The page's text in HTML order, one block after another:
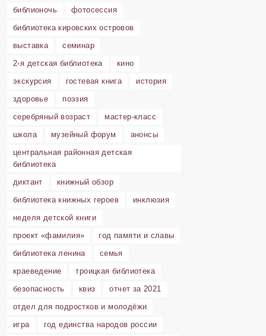
библионочь
фотосессия
библиотека кировских островов
выставка
семинар
2-я детская библиотека
кино
экскурсия
гостевая книга
история
здоровье
поэзия
серебряный возраст
мастер-класс
школа
музейный форум
анонсы
центральная районная детская
библиотека
диктант
книжный обзор
библиотека книжных героев
инклюзия
неделя детской книги
проект «фамилия»
год памяти и славы
библиотека ленина
семья
краеведение
троицкая библиотека
безопасность
квиз
отчет за 2021
отдел для подростков и молодёжи
игра
год единства народов россии